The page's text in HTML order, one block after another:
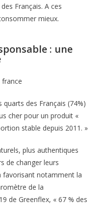
Français. A ces
mieux.
: une
quarts des Français (74%)
cher pour un produit «
stable depuis 2011. »
plus authentiques
de changer leurs
favorisant notamment la
de la
de Greenflex, « 67 % des